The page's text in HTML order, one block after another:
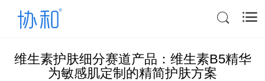
维生素护肤细分赛道产品：维生素B5精华
为敏感肌定制的精简护肤方案